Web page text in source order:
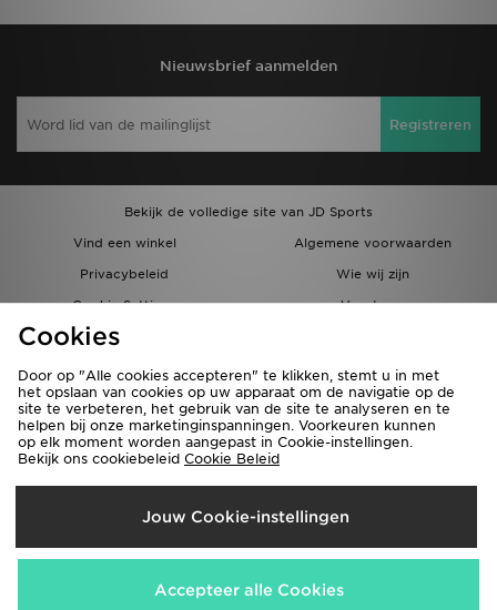
Nieuwsbrief aanmelden
Registreren
Bekijk de volledige site van JD Sports
Vind een winkel
Algemene voorwaarden
Privacybeleid
Wie wij zijn
Cookie Settings
Vacatures
Bestellingen en Levering
Verzenden Naar
België
Wij accepteren de volgende betaalmethoden
Cookies
Door op "Alle cookies accepteren" te klikken, stemt u in met
het opslaan van cookies op uw apparaat om de navigatie op de
site te verbeteren, het gebruik van de site te analyseren en te
helpen bij onze marketinginspanningen. Voorkeuren kunnen
op elk moment worden aangepast in Cookie-instellingen.
Bekijk ons cookiebeleid Cookie Beleid
Jouw Cookie-instellingen
Accepteer alle Cookies